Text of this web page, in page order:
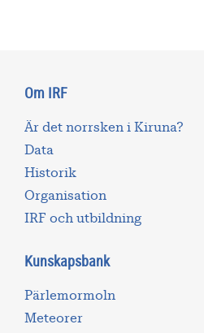
Om IRF
Är det norrsken i Kiruna?
Data
Historik
Organisation
IRF och utbildning
Kunskapsbank
Pärlemormoln
Meteorer